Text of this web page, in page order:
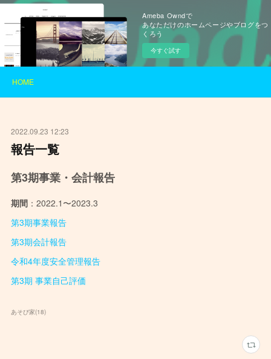
Ameba Owndで
あなただけのホームページやブログをつ
くろう
今すぐ試す
HOME
2022.09.23 12:23
報告一覧
第3期事業・会計報告
期間 ：2022.1〜2023.3
第3期事業報告
第3期会計報告
令和4年度安全管理報告
第3期 事業自己評価
あそび家(18)